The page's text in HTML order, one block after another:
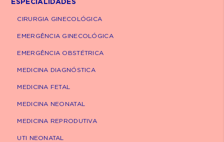
ou competição, o exercício na infância deve
ser prazeroso, lúdico e divertido.
Um cuidado importante: antes de começar
qualquer atividade física, é essencial que
passem por uma avaliação pediátrica.
ESPECIALIDADES
CIRURGIA GINECOLÓGICA
EMERGÊNCIA GINECOLÓGICA
EMERGÊNCIA OBSTÉTRICA
MEDICINA DIAGNÓSTICA
MEDICINA FETAL
MEDICINA NEONATAL
MEDICINA REPRODUTIVA
UTI NEONATAL